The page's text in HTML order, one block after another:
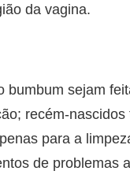
da vagina.
bumbum sejam
recém-nascidos
para a
de problemas